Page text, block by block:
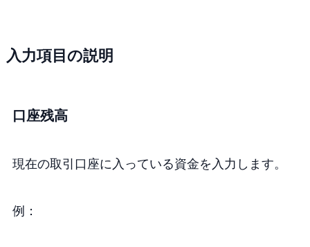
入力項目の説明
口座残高
現在の取引口座に入っている資金を入力します。
例：